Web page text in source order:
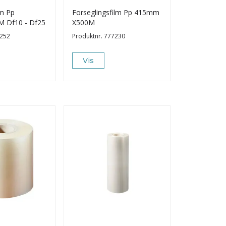
Pp
Df10 - Df25
Forseglingsfilm Pp 415mm
X500M
Produktnr. 777230
Vis